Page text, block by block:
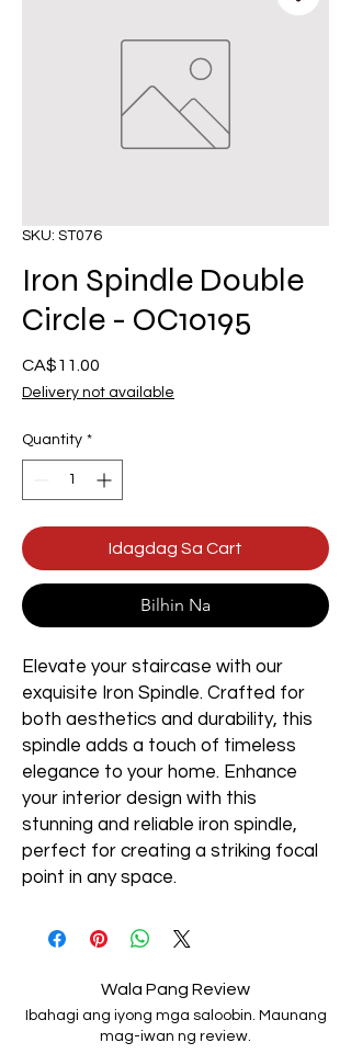
SKU: ST076
Iron Spindle Double
Circle - OC10195
CA$11.00
Delivery not available
Quantity *
Idagdag Sa Cart
Bilhin Na
Elevate your staircase with our
exquisite Iron Spindle. Crafted for
both aesthetics and durability, this
spindle adds a touch of timeless
elegance to your home. Enhance
your interior design with this
stunning and reliable iron spindle,
perfect for creating a striking focal
point in any space.
Wala Pang Review
Ibahagi ang iyong mga saloobin. Maunang
mag-iwan ng review.